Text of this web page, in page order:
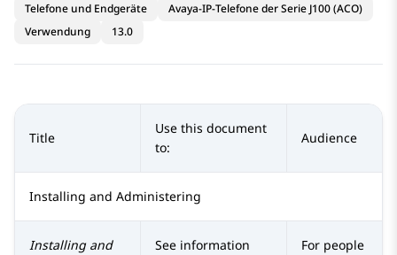
Telefone und Endgeräte
Avaya-IP-Telefone der Serie J100 (ACO)
Verwendung
13.0
Title
Use this document
to:
Audience
Installing and Administering
Installing and
See information
For people